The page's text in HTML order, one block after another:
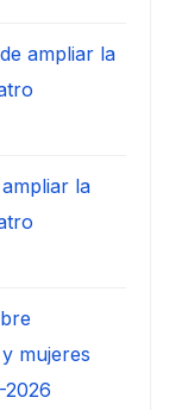
ampliar la
la
mujeres
2026